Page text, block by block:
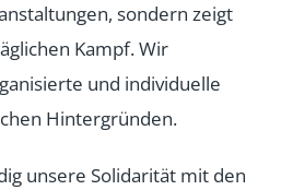
sondern zeigt
Kampf. Wir
und individuelle
Hintergründen.
unsere Solidarität mit den